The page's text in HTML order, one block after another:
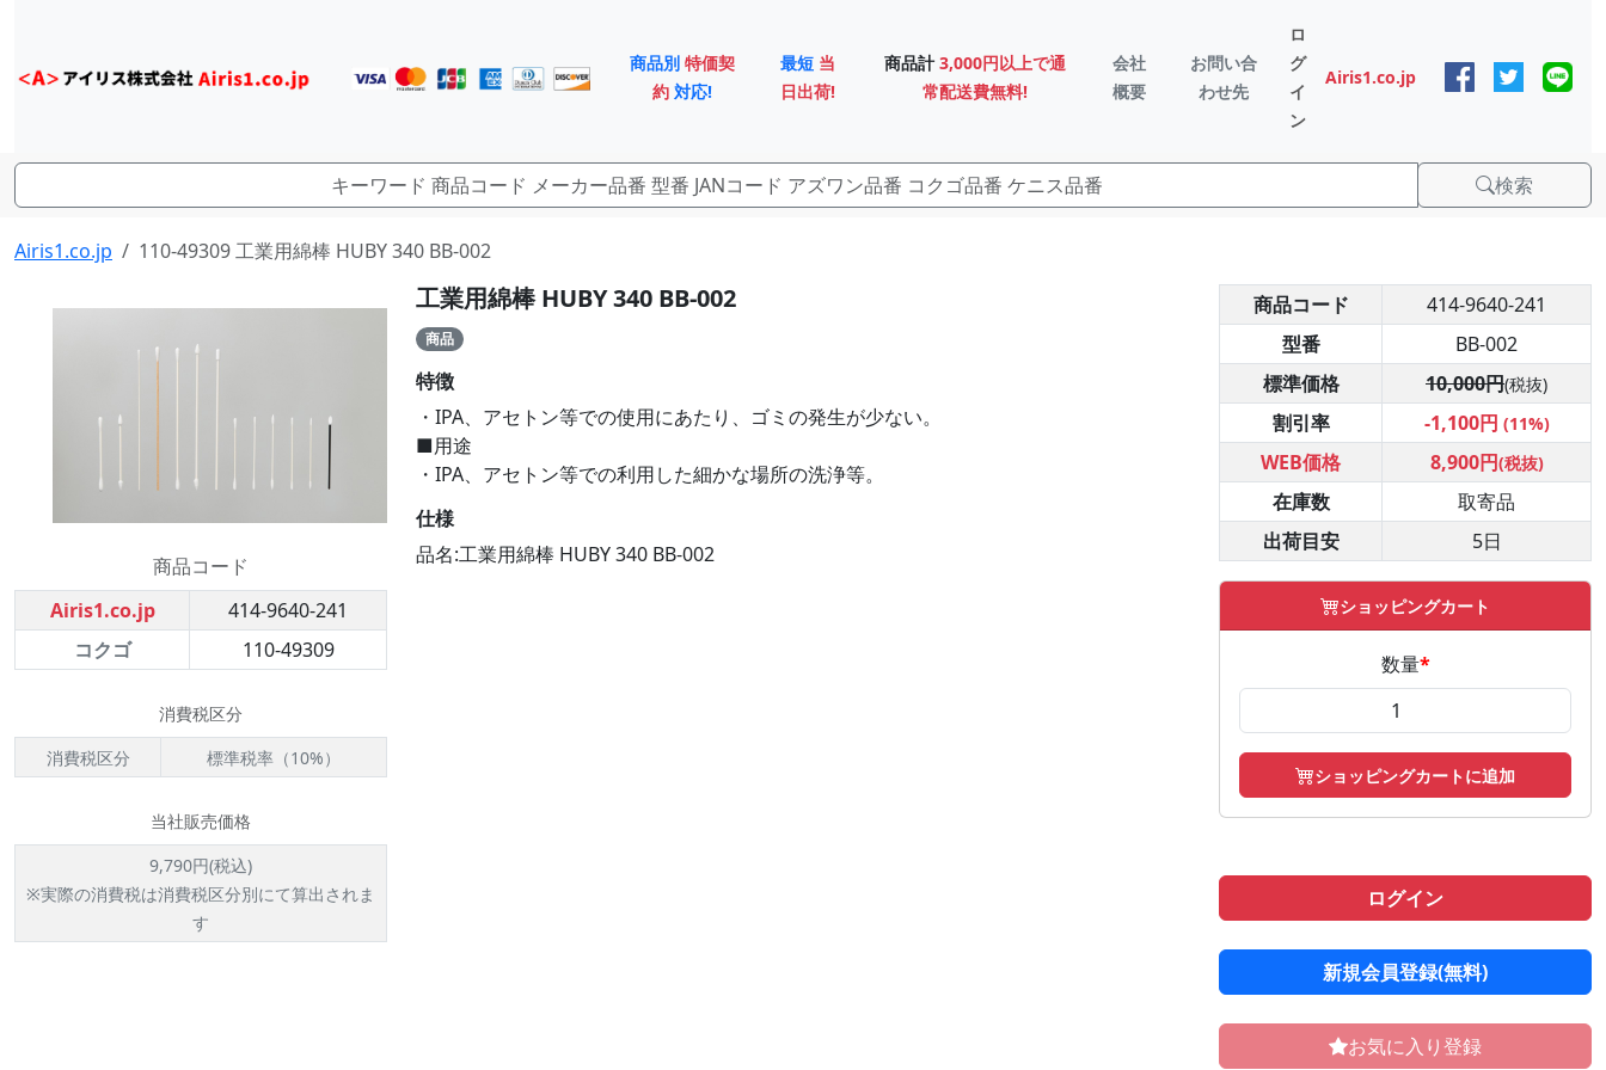
商品別 特価契
約 対応!
最短 当
日出荷!
商品計 3,000円以上で通
常配送費無料!
会社
概要
お問い合
わせ先
ロ
グ
イ
ン
Airis1.co.jp
検索
Airis1.co.jp 110-49309 工業用綿棒 HUBY 340 BB-002
商品コード
Airis1.co.jp
414-9640-241
コクゴ
110-49309
消費税区分
消費税区分
標準税率（10%）
当社販売価格
9,790円(税込)
※実際の消費税は消費税区分別にて算出されま
す
工業用綿棒 HUBY 340 BB-002
商品
特徴
・IPA、アセトン等での使用にあたり、ゴミの発生が少ない。
■用途
・IPA、アセトン等での利用した細かな場所の洗浄等。
仕様
品名:工業用綿棒 HUBY 340 BB-002
商品コード
414-9640-241
型番
BB-002
標準価格
10,000円(税抜)
割引率 -1,100円 (11%)
WEB価格 8,900円(税抜)
在庫数
取寄品
出荷目安
5日
ショッピングカート
数量*
ショッピングカートに追加
ログイン
新規会員登録(無料)
お気に入り登録